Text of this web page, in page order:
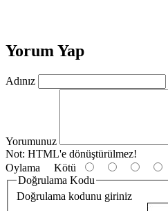
Yorum Yap
Adınız
Yorumunuz
Not: HTML'e dönüştürülmez!
Oylama Kötü
Doğrulama Kodu
Doğrulama kodunu giriniz